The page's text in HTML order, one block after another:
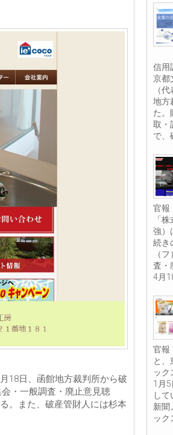
18日、函館地方裁判所から破
・一般調査・廃止意見聴
。また、破産管財人には杉本
信用
京都
（
地方
た。
取・
で、
官報
「
強）
続き
（
査・
4月
官報
と、
ック
1月
し
新聞
ック